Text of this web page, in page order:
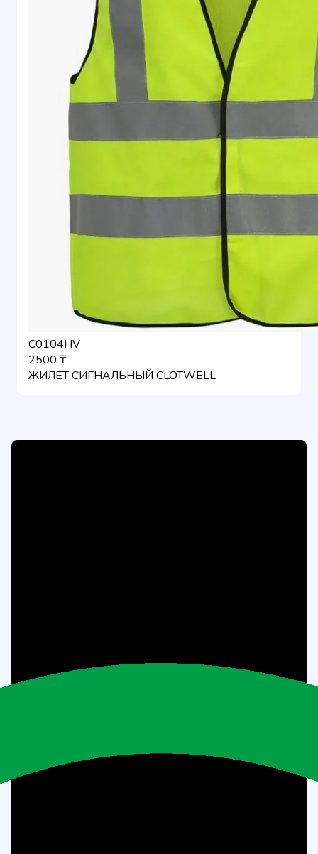
C0104HV
2500 ₸
ЖИЛЕТ СИГНАЛЬНЫЙ CLOTWELL